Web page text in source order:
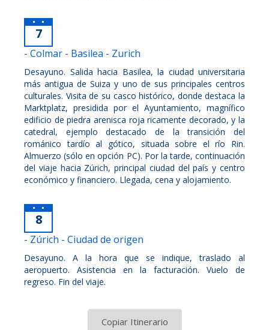
7
- Colmar - Basilea - Zurich
Desayuno. Salida hacia Basilea, la ciudad universitaria
más antigua de Suiza y uno de sus principales centros
culturales. Visita de su casco histórico, donde destaca la
Marktplatz, presidida por el Ayuntamiento, magnífico
edificio de piedra arenisca roja ricamente decorado, y la
catedral, ejemplo destacado de la transición del
románico tardío al gótico, situada sobre el río Rin.
Almuerzo (sólo en opción PC). Por la tarde, continuación
del viaje hacia Zúrich, principal ciudad del país y centro
económico y financiero. Llegada, cena y alojamiento.
8
- Zúrich - Ciudad de origen
Desayuno. A la hora que se indique, traslado al
aeropuerto. Asistencia en la facturación. Vuelo de
regreso. Fin del viaje.
Copiar Itinerario